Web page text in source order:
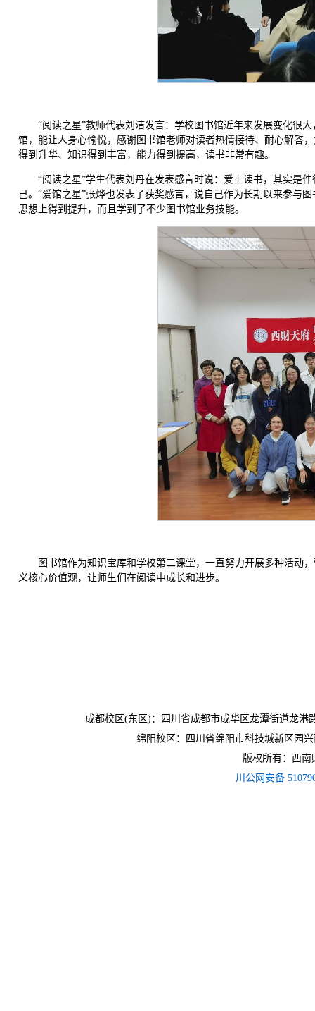
“阅读之星”教师代表刘洁发言：学校图书馆近年来发展变化很
馆，能让人身心愉悦，感谢图书馆老师对读者热情接待、耐心解答
得到升华、知识得到丰富，能力得到提高，读书非常有趣。
“阅读之星”学生代表刘丹在发表感言时说：爱上读书，其实是
己。“爱馆之星”张烨也发表了获奖感言，说自己作为长期以来参与
思想上得到提升，而且学到了不少图书馆业务技能。
图书馆作为知识宝库和学校第二课堂，一直努力开展多种活动
义核心价值观，让师生们在阅读中成长和进步。
成都校区(东区)：四川省成都市成华区龙潭街道龙港
绵阳校区：四川省绵阳市科技城新区园
版权所有：西南
川公网安备